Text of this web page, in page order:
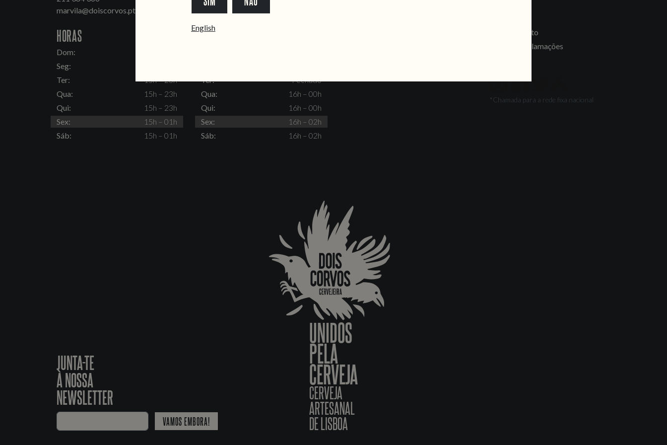
marvila@doiscorvos.pt
HORAS
Dom:
Seg:
Ter:
15h – 23h
Qua:
15h – 23h
Qui:
15h – 23h
Sex:
15h – 01h
Sáb:
15h – 01h
HORAS
Ter:
Fechado
Qua:
16h – 00h
Qui:
16h – 00h
Sex:
16h – 02h
Sáb:
16h – 02h
Recrutamento
Livro de Reclamações
*Chamada para a rede fixa nacional
JUNTA-TE
À NOSSA
NEWSLETTER
VAMOS EMBORA!
UNIDOS
PELA
CERVEJA
CERVEJA
ARTESANAL
DE LISBOA
English